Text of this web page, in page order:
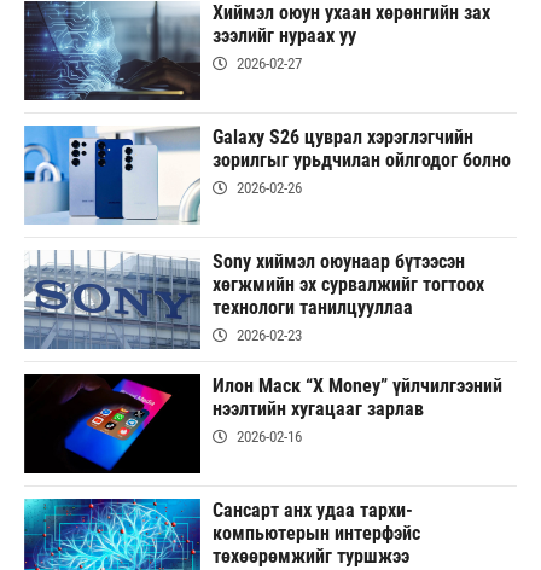
Хиймэл оюун ухаан хөрөнгийн зах
зээлийг нураах уу
2026-02-27
Galaxy S26 цуврал хэрэглэгчийн
зорилгыг урьдчилан ойлгодог болно
2026-02-26
Sony хиймэл оюунаар бүтээсэн
хөгжмийн эх сурвалжийг тогтоох
технологи танилцууллаа
2026-02-23
Илон Маск “X Money” үйлчилгээний
нээлтийн хугацааг зарлав
2026-02-16
Сансарт анх удаа тархи-
компьютерын интерфэйс
төхөөрөмжийг туршжээ